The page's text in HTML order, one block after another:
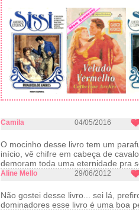
Camila 04/05/2016
O mocinho desse livro tem um
início, vê chifre em cabeça de
demoram toda uma eternidade pra
Aline Mello 29/06/2012
Não gostei desse livro... sei lá,
dominadores esse livro é uma boa